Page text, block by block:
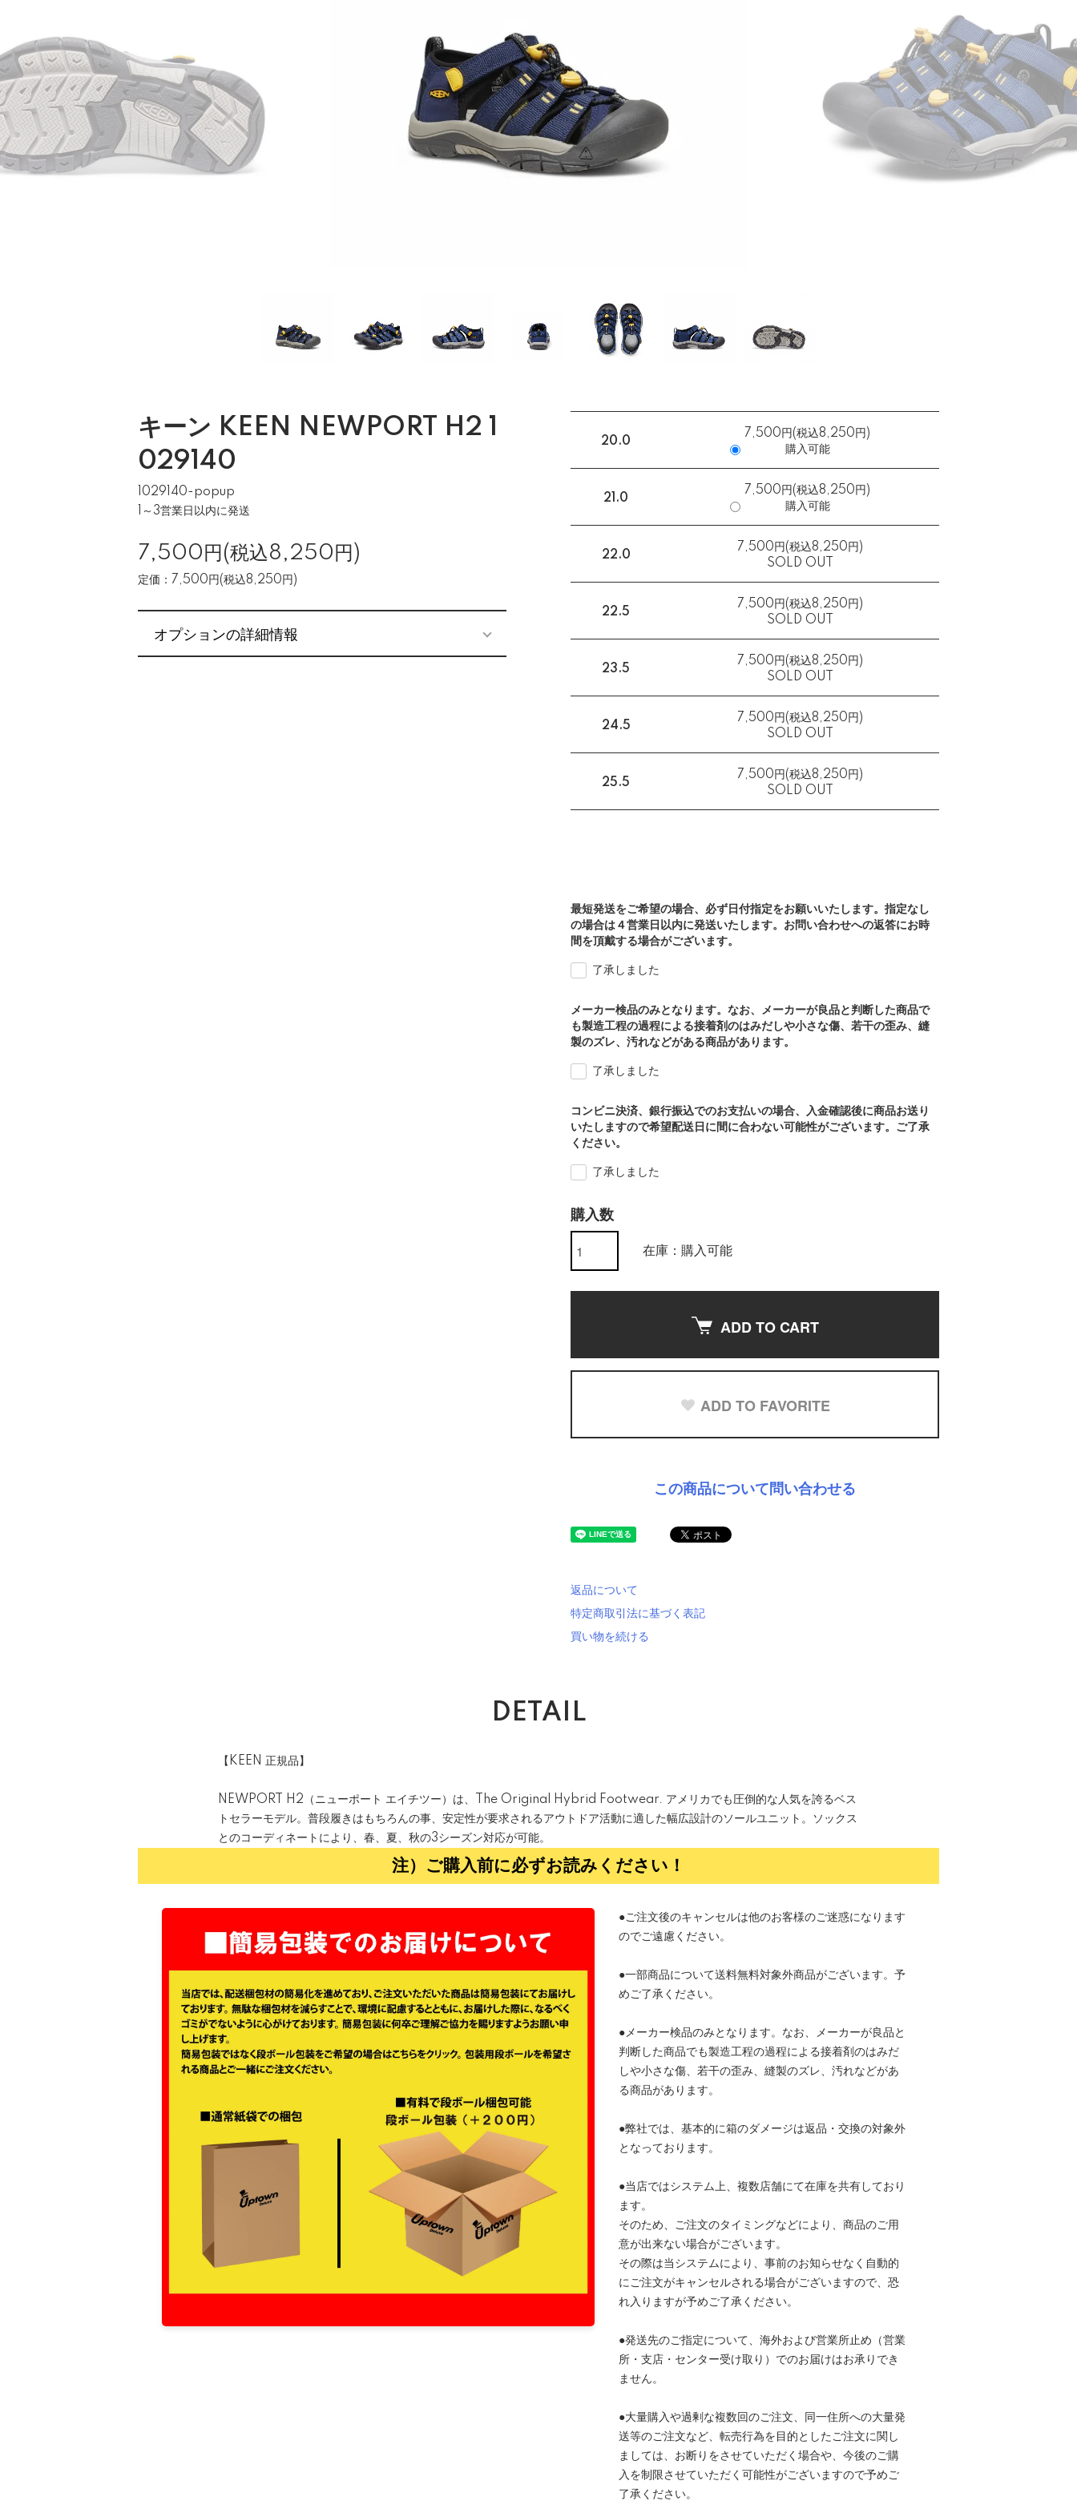
キーン KEEN NEWPORT H2 1
029140
1029140-popup
1～3営業日以内に発送
7,500円(税込8,250円)
定価：7,500円(税込8,250円)
オプションの詳細情報
20.0
7,500円(税込8,250円)
購入可能
21.0
7,500円(税込8,250円)
購入可能
22.0
7,500円(税込8,250円)
SOLD OUT
22.5
7,500円(税込8,250円)
SOLD OUT
23.5
7,500円(税込8,250円)
SOLD OUT
24.5
7,500円(税込8,250円)
SOLD OUT
25.5
7,500円(税込8,250円)
SOLD OUT
最短発送をご希望の場合、必ず日付指定をお願いいたします。指定なし
の場合は４営業日以内に発送いたします。お問い合わせへの返答にお時
間を頂戴する場合がございます。
了承しました
メーカー検品のみとなります。なお、メーカーが良品と判断した商品で
も製造工程の過程による接着剤のはみだしや小さな傷、若干の歪み、縫
製のズレ、汚れなどがある商品があります。
了承しました
コンビニ決済、銀行振込でのお支払いの場合、入金確認後に商品お送り
いたしますので希望配送日に間に合わない可能性がございます。ご了承
ください。
了承しました
購入数
在庫：購入可能
ADD TO CART
ADD TO FAVORITE
この商品について問い合わせる
返品について
特定商取引法に基づく表記
買い物を続ける
DETAIL
【KEEN 正規品】
NEWPORT H2（ニューポート エイチツー）は、The Original Hybrid Footwear. アメリカでも圧倒的な人気を誇るベス
トセラーモデル。普段履きはもちろんの事、安定性が要求されるアウトドア活動に適した幅広設計のソールユニット。ソックス
とのコーディネートにより、春、夏、秋の3シーズン対応が可能。
注）ご購入前に必ずお読みください！
●ご注文後のキャンセルは他のお客様のご迷惑になります
のでご遠慮ください。
●一部商品について送料無料対象外商品がございます。予
めご了承ください。
●メーカー検品のみとなります。なお、メーカーが良品と
判断した商品でも製造工程の過程による接着剤のはみだ
しや小さな傷、若干の歪み、縫製のズレ、汚れなどがあ
る商品があります。
●弊社では、基本的に箱のダメージは返品・交換の対象外
となっております。
●当店ではシステム上、複数店舗にて在庫を共有しており
ます。
そのため、ご注文のタイミングなどにより、商品のご用
意が出来ない場合がございます。
その際は当システムにより、事前のお知らせなく自動的
にご注文がキャンセルされる場合がございますので、恐
れ入りますが予めご了承ください。
●発送先のご指定について、海外および営業所止め（営業
所・支店・センター受け取り）でのお届けはお承りでき
ません。
●大量購入や過剰な複数回のご注文、同一住所への大量発
送等のご注文など、転売行為を目的としたご注文に関し
ましては、お断りをさせていただく場合や、今後のご購
入を制限させていただく可能性がございますので予めご
了承ください。